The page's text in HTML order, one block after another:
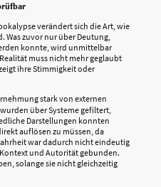
verändert sich die Art, wie
zuvor nur über Deutung,
konnte, wird unmittelbar
muss nicht mehr geglaubt
ihre Stimmigkeit oder
stark von externen
über Systeme gefiltert,
Darstellungen konnten
auflösen zu müssen, da
war dadurch nicht eindeutig
und Autorität gebunden.
solange sie nicht gleichzeitig